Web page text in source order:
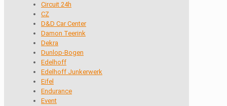
Circuit 24h
CZ
D&D Car Center
Damon Teerink
Dekra
Dunlop-Bogen
Edelhoff
Edelhoff Junkerwerk
Eifel
Endurance
Event